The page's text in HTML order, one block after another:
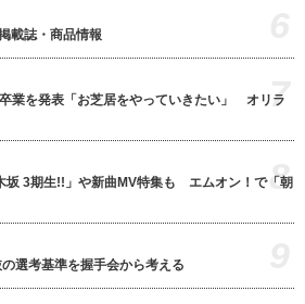
載誌・商品情報
業を発表「お芝居をやっていきたい」 オリラ
7
坂 3期生!!」や新曲MV特集も エムオン！で「朝
8
選考基準を握手会から考える